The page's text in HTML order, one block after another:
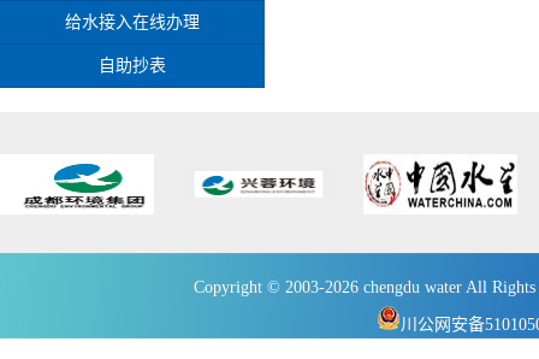
给水接入在线办理
自助抄表
Copyright © 2003-2026 chengdu water All
川公网安备